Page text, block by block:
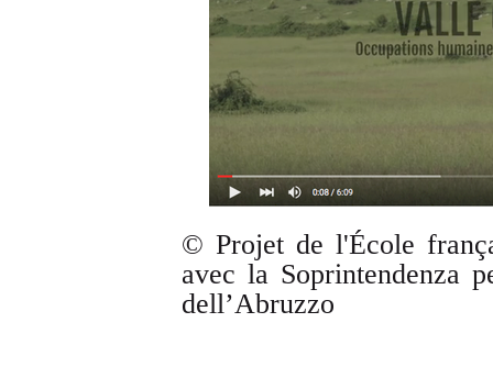
© Projet de l'École
avec la Soprintendenza
dell’Abruzzo